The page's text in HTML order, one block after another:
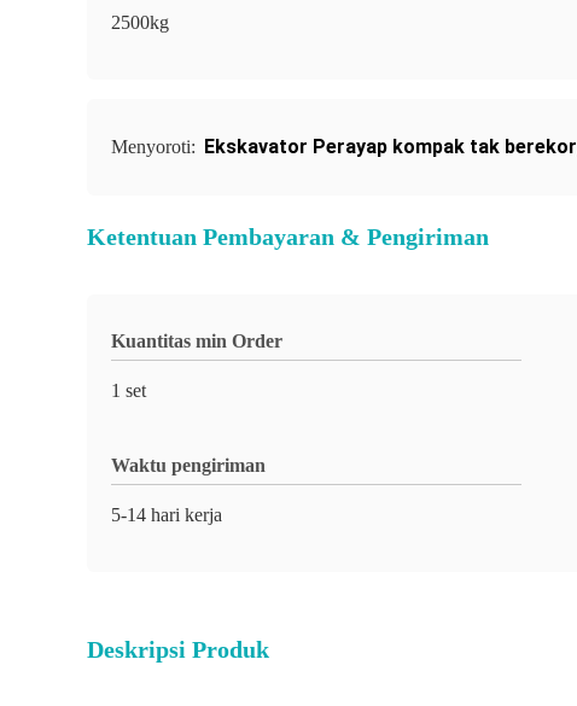
2500kg
Menyoroti: Ekskavator Perayap kompak tak berekor
Ketentuan Pembayaran & Pengiriman
Kuantitas min Order
1 set
Waktu pengiriman
5-14 hari kerja
Deskripsi Produk